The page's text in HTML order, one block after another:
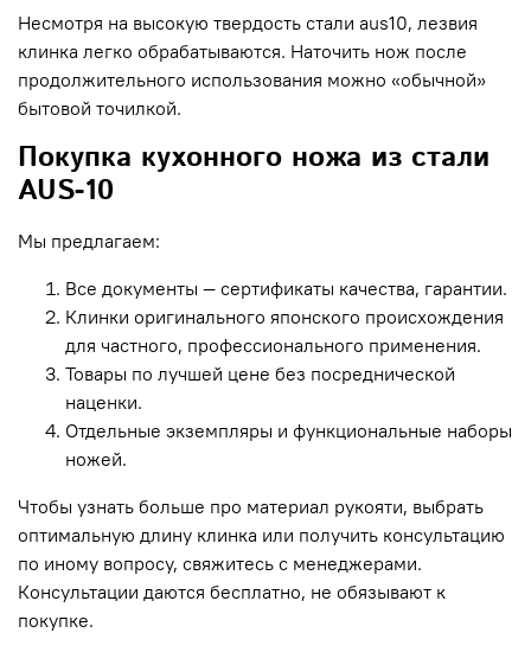
Несмотря на высокую твердость стали aus10, лезвия
клинка легко обрабатываются. Наточить нож после
продолжительного использования можно «обычной»
бытовой точилкой.
Покупка кухонного ножа из стали
AUS-10
Мы предлагаем:
Все документы — сертификаты качества, гарантии.
Клинки оригинального японского происхождения
для частного, профессионального применения.
Товары по лучшей цене без посреднической
наценки.
Отдельные экземпляры и функциональные наборы
ножей.
Чтобы узнать больше про материал рукояти, выбрать
оптимальную длину клинка или получить консультацию
по иному вопросу, свяжитесь с менеджерами.
Консультации даются бесплатно, не обязывают к
покупке.